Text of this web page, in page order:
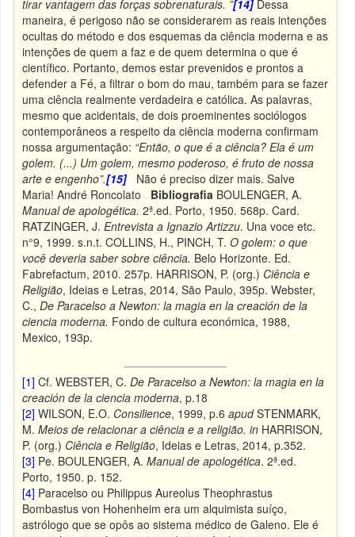
tirar vantagem das forças sobrenaturais. ”[14]Dessa
maneira, é perigoso não se considerarem as reais intenções
ocultas do método e dos esquemas da ciência moderna e as
intenções de quem a faz e de quem determina o que é
científico. Portanto, demos estar prevenidos e prontos a
defender a Fé, a filtrar o bom do mau, também para se fazer
uma ciência realmente verdadeira e católica. As palavras,
mesmo que acidentais, de dois proeminentes sociólogos
contemporâneos a respeito da ciência moderna confirmam
nossa argumentação: “Então, o que é a ciência? Ela é um
golem. (...) Um golem, mesmo poderoso, é fruto de nossa
arte e engenho”.[15]Não é preciso dizer mais. Salve
Maria! André Roncolato Bibliografia BOULENGER, A.
Manual de apologética. 2ª.ed. Porto, 1950. 568p. Card.
RATZINGER, J.Entrevista a Ignazio Artizzu. Una voce etc.
n°9, 1999. s.n.t. COLLINS, H., PINCH, T.O golem: o que
você deveria saber sobre ciência. Belo Horizonte. Ed.
Fabrefactum, 2010. 257p. HARRISON, P. (org.) Ciência e
Religião, Ideias e Letras, 2014, São Paulo, 395p. Webster,
C.,De Paracelso a Newton: la magia en la creación de la
ciencia moderna. Fondo de cultura económica, 1988,
Mexico, 193p.
[1] Cf. WEBSTER, C.De Paracelso a Newton: la magia en la
creación de la ciencia moderna, p.18
[2] WILSON, E.O. Consilience, 1999, p.6apudSTENMARK,
M.Meios de relacionar a ciência e a religião. in HARRISON,
P. (org.) Ciência e Religião, Ideias e Letras, 2014, p.352.
[3] Pe. BOULENGER, A.Manual de apologética. 2ª.ed.
Porto, 1950. p. 152.
[4] Paracelso ou Philippus Aureolus Theophrastus
Bombastus von Hohenheim era um alquimista suíço,
astrólogo que se opôs ao sistema médico de Galeno. Ele é